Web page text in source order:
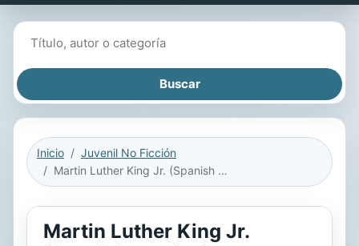
Inicio
Juvenil No Ficción
Martin Luther King Jr. (Spanish version)
Martin Luther King Jr.